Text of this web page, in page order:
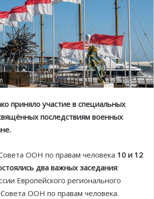
приняло участие в специальных
последствиям военных
ООН по правам человека 10 и 12
два важных заседания:
Европейского регионального
ООН по правам человека.